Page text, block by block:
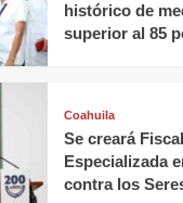
histórico de
superior al 85
Coahuila
Se creará
Especializada
contra los